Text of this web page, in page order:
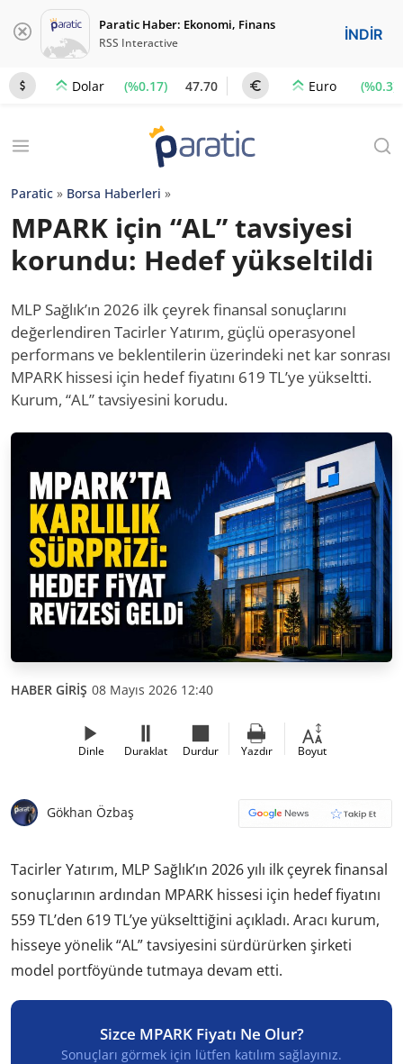
Paratic Haber: Ekonomi, Finans
RSS Interactive İNDİR
Dolar (%0.17) 47.70 Euro (%0.3)
Paratic » Borsa Haberleri »
MPARK için “AL” tavsiyesi
korundu: Hedef yükseltildi
MLP Sağlık’ın 2026 ilk çeyrek finansal sonuçlarını
değerlendiren Tacirler Yatırım, güçlü operasyonel
performans ve beklentilerin üzerindeki net kar sonrası
MPARK hissesi için hedef fiyatını 619 TL’ye yükseltti.
Kurum, “AL” tavsiyesini korudu.
HABER GİRİŞ 08 Mayıs 2026 12:40
Dinle Duraklat Durdur Yazdır Boyut
Gökhan Özbaş
Tacirler Yatırım, MLP Sağlık’ın 2026 yılı ilk çeyrek finansal
sonuçlarının ardından MPARK hissesi için hedef fiyatını
559 TL’den 619 TL’ye yükselttiğini açıkladı. Aracı kurum,
hisseye yönelik “AL” tavsiyesini sürdürürken şirketi
model portföyünde tutmaya devam etti.
Sizce MPARK Fiyatı Ne Olur?
Sonuçları görmek için lütfen katılım sağlayınız.